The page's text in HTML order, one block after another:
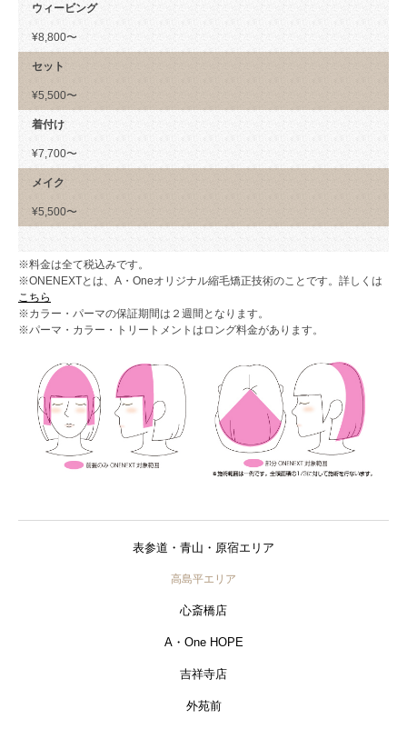
ウィービング
¥8,800〜
セット
¥5,500〜
着付け
¥7,700〜
メイク
¥5,500〜
※料金は全て税込みです。
※ONENEXTとは、A・Oneオリジナル縮毛矯正技術のことです。詳しくは
こちら
※カラー・パーマの保証期間は２週間となります。
※パーマ・カラー・トリートメントはロング料金があります。
表参道・青山・原宿エリア
高島平エリア
心斎橋店
A・One HOPE
吉祥寺店
外苑前